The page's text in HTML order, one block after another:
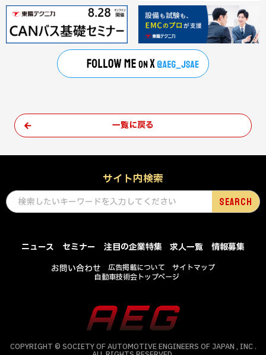
一覧に戻る
サイト内検索
ニュース セミナー 注目の企業特集 求人一覧
情報募集
お問い合わせ
広告掲載について
サイトマップ
自動車技術会トップページ
COPYRIGHT © SOCIETY OF AUTOMOTIVE ENGINEERS OF JAPAN , INC .